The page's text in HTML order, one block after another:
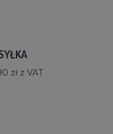
zł z VAT